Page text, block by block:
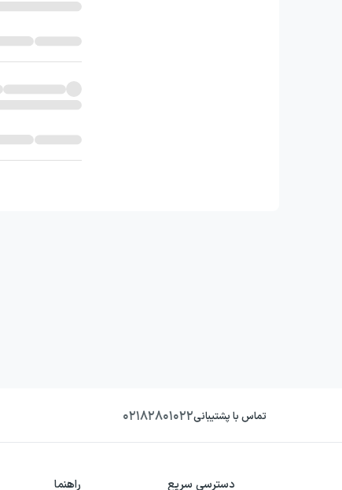
تماس با پشتیبانی۰۲۱۸۲۸۰۱۰۲۲
دسترسی سریع راهنما